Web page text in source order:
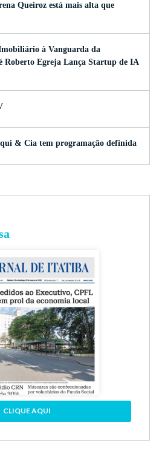
Queiroz está mais alta que
à Vanguarda da
Roberto Egreja Lança Startup de IA
& Cia tem programação definida
CLIQUE AQUI